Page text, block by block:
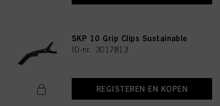
SKP 10 Grip Clips Sustainable
ID-nr. 3017813
REGISTEREN EN KOPEN